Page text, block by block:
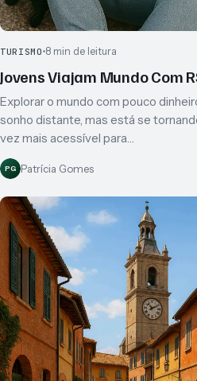
TURISMO 8 min de leitura
Jovens Viajam Mundo Com
Explorar o mundo com pouco
sonho distante, mas está se
vez mais acessível para…
PG Patrícia Gomes